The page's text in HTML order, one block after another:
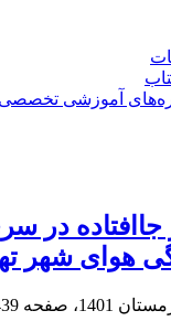
آموزشی تخصصی
جاافتاده در
هوای شهر
459